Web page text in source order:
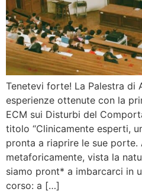
Tenetevi forte! La Palestra di
esperienze ottenute con la
ECM sui Disturbi del
titolo “Clinicamente esperti,
pronta a riaprire le sue porte.
metaforicamente, vista la
siamo pront* a imbarcarci in
corso: a […]